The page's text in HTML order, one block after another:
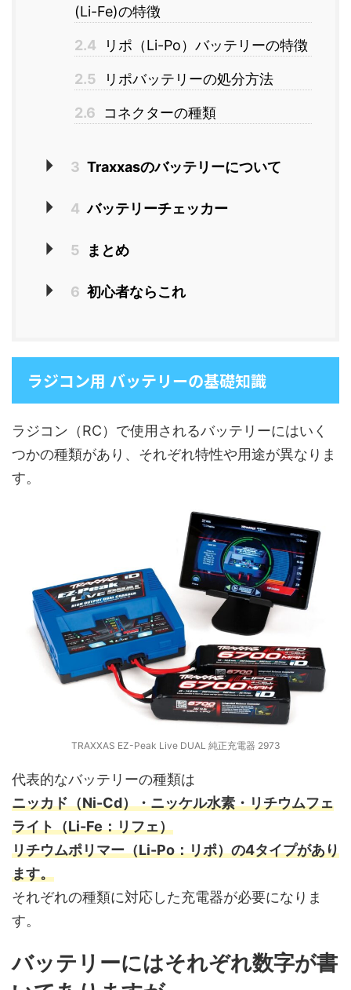
(Li-Fe)の特徴
2.4 リポ（Li-Po）バッテリーの特徴
2.5 リポバッテリーの処分方法
2.6 コネクターの種類
3 Traxxasのバッテリーについて
4 バッテリーチェッカー
5 まとめ
6 初心者ならこれ
ラジコン用 バッテリーの基礎知識
ラジコン（RC）で使用されるバッテリーにはいく
つかの種類があり、それぞれ特性や用途が異なりま
す。
TRAXXAS EZ-Peak Live DUAL 純正充電器 2973
代表的なバッテリーの種類は
ニッカド（Ni-Cd）・ニッケル水素・リチウムフェ
ライト（Li-Fe：リフェ）
リチウムポリマー（Li-Po：リポ）の4タイプがあり
ます。
それぞれの種類に対応した充電器が必要になりま
す。
バッテリーにはそれぞれ数字が書